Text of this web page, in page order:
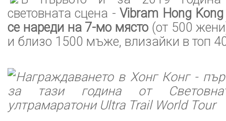
световната сцена - Vibram Hong
се нареди на 7-мо място(от 500
и близо 1500 мъже, влизайки в топ
Награждаването в Хонг Конг -
за тази година от
ултрамаратони Ultra Trail World Tour